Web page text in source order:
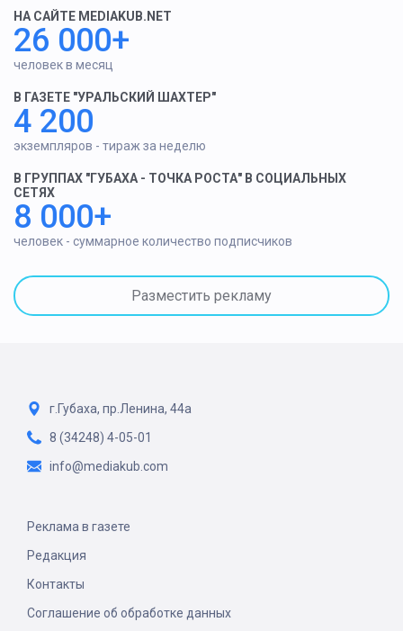
НА САЙТЕ MEDIAKUB.NET
26 000+
человек в месяц
В ГАЗЕТЕ "УРАЛЬСКИЙ ШАХТЕР"
4 200
экземпляров - тираж за неделю
В ГРУППАХ "ГУБАХА - ТОЧКА РОСТА" В СОЦИАЛЬНЫХ
СЕТЯХ
8 000+
человек - суммарное количество подписчиков
Разместить рекламу
г.Губаха, пр.Ленина, 44а
8 (34248) 4-05-01
info@mediakub.com
Реклама в газете
Редакция
Контакты
Соглашение об обработке данных